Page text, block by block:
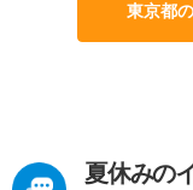
東京都
夏休みの